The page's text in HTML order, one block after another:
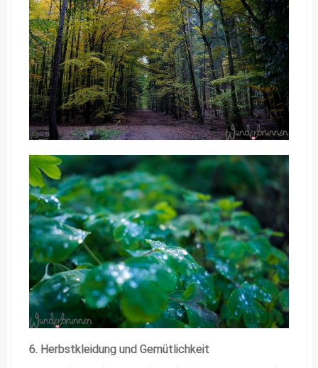
6. Herbstkleidung und Gemütlichkeit